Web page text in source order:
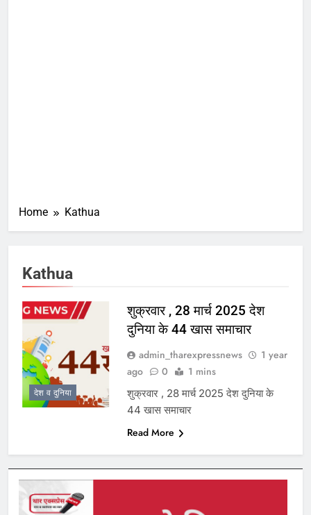
Home Kathua
Kathua
देश व दुनिया
शुक्रवार , 28 मार्च 2025 देश
दुनिया के 44 खास समाचार
admin_tharexpressnews
1 year
ago
0 1 mins
शुक्रवार , 28 मार्च 2025 देश दुनिया के
44 खास समाचार
Read More